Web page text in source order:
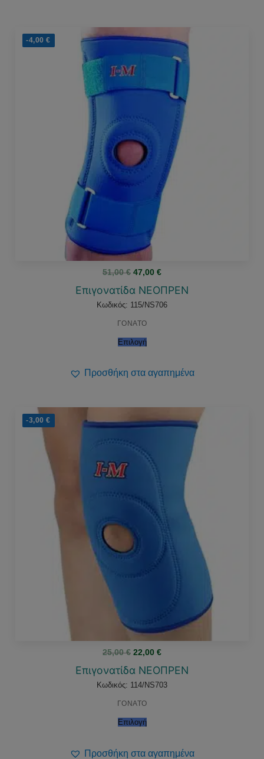
-4,00€
51,00€ Original
price
was:
51,00 €.
47,00 €Η
τιμή
είναι:
47,00 €.
Επιγονατίδα ΝΕΟΠΡΕΝ
Κωδικός: 115/NS706
ΓΟΝΑΤΟ
Επιλογή
Προσθήκη στα αγαπημένα
-3,00€
25,00€ Original
was:
25,00 €.
22,00 €Η
τιμή
είναι:
22,00 €.
Επιγονατίδα ΝΕΟΠΡΕΝ
Κωδικός: 114/NS703
ΓΟΝΑΤΟ
Επιλογή
Προσθήκη στα αγαπημένα